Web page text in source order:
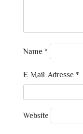
Name *
E-Mail-Adresse *
Website